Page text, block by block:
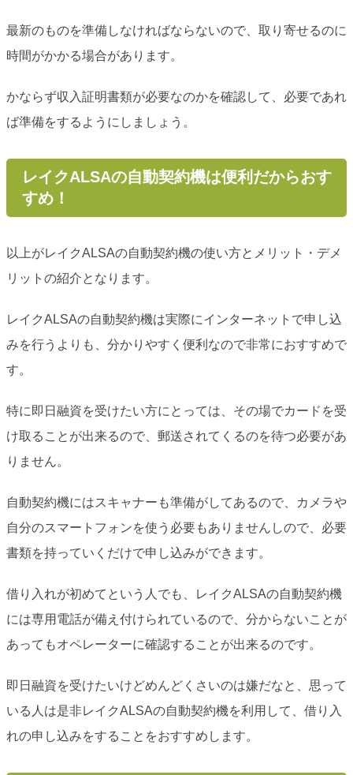
最新のものを準備しなければならないので、取り寄せるのに
時間がかかる場合があります。
かならず収入証明書類が必要なのかを確認して、必要であれ
ば準備をするようにしましょう。
レイクALSAの自動契約機は便利だからおす
すめ！
以上がレイクALSAの自動契約機の使い方とメリット・デメ
リットの紹介となります。
レイクALSAの自動契約機は実際にインターネットで申し込
みを行うよりも、分かりやすく便利なので非常におすすめで
す。
特に即日融資を受けたい方にとっては、その場でカードを受
け取ることが出来るので、郵送されてくるのを待つ必要があ
りません。
自動契約機にはスキャナーも準備がしてあるので、カメラや
自分のスマートフォンを使う必要もありませんしので、必要
書類を持っていくだけで申し込みができます。
借り入れが初めてという人でも、レイクALSAの自動契約機
には専用電話が備え付けられているので、分からないことが
あってもオペレーターに確認することが出来るのです。
即日融資を受けたいけどめんどくさいのは嫌だなと、思って
いる人は是非レイクALSAの自動契約機を利用して、借り入
れの申し込みをすることをおすすめします。